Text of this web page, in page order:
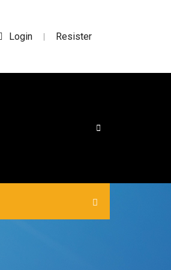
Login | Resister